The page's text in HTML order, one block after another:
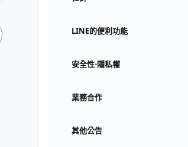
LINE的便利功能
安全性⋅隱私權
業務合作
其他公告